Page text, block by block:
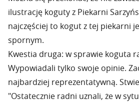
ilustrację koguty z Piekarni
najczęściej to kogut z tej piekarni
spornym.
Kwestia druga: w sprawie koguta
Wypowiadali tylko swoje opinie.
najbardziej reprezentatywną.
"Ostatecznie radni uznali, że w